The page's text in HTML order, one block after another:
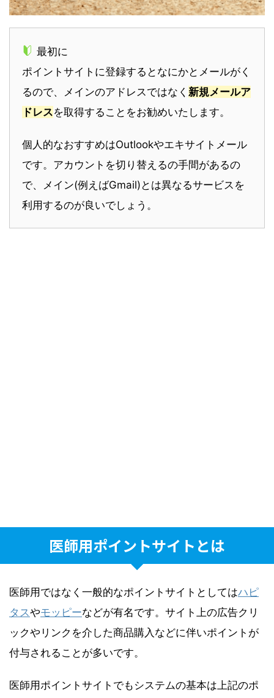
最初に
ポイントサイトに登録するとなにかとメールがく
るので、メインのアドレスではなく 新規メールア
ドレスを取得することをお勧めいたします。
個人的なおすすめはOutlookやエキサイトメール
です。アカウントを切り替えるの手間があるの
で、メイン(例えばGmail)とは異なるサービスを
利用するのが良いでしょう。
医師用ポイントサイトとは
医師用ではなく一般的なポイントサイトとしてはハピ
タスやモッピーなどが有名です。サイト上の広告クリ
ックやリンクを介した商品購入などに伴いポイントが
付与されることが多いです。
医師用ポイントサイトでもシステムの基本は上記のポ